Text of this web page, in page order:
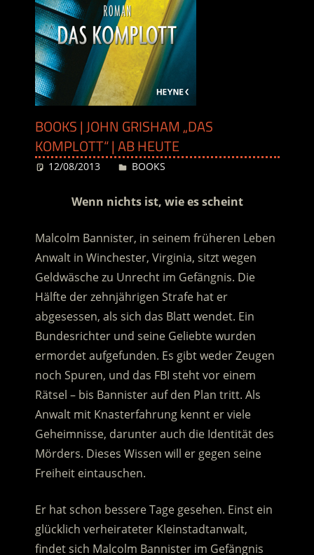
BOOKS | JOHN GRISHAM „DAS
KOMPLOTT“ | AB HEUTE
12/08/2013 Desiree
BOOKS
Wenn nichts ist, wie es scheint
Malcolm Bannister, in seinem früheren Leben
Anwalt in Winchester, Virginia, sitzt wegen
Geldwäsche zu Unrecht im Gefängnis. Die
Hälfte der zehnjährigen Strafe hat er
abgesessen, als sich das Blatt wendet. Ein
Bundesrichter und seine Geliebte wurden
ermordet aufgefunden. Es gibt weder Zeugen
noch Spuren, und das FBI steht vor einem
Rätsel – bis Bannister auf den Plan tritt. Als
Anwalt mit Knasterfahrung kennt er viele
Geheimnisse, darunter auch die Identität des
Mörders. Dieses Wissen will er gegen seine
Freiheit eintauschen.
Er hat schon bessere Tage gesehen. Einst ein
glücklich verheirateter Kleinstadtanwalt,
findet sich Malcolm Bannister im Gefängnis